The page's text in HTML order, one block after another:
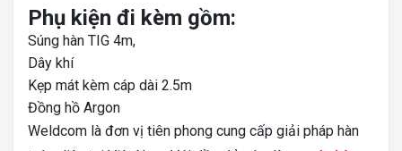
Phụ kiện đi kèm gồm:
Súng hàn TIG 4m,
Dây khí
Kẹp mát kèm cáp dài 2.5m
Đồng hồ Argon
Weldcom là đơn vị tiên phong cung cấp giải pháp hàn